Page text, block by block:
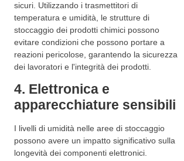
sicuri. Utilizzando i trasmettitori di
temperatura e umidità, le strutture di
stoccaggio dei prodotti chimici possono
evitare condizioni che possono portare a
reazioni pericolose, garantendo la sicurezza
dei lavoratori e l'integrità dei prodotti.
4. Elettronica e
apparecchiature sensibili
I livelli di umidità nelle aree di stoccaggio
possono avere un impatto significativo sulla
longevità dei componenti elettronici.